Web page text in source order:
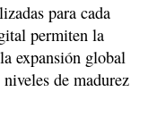
para cada
permiten la
expansión global
de madurez